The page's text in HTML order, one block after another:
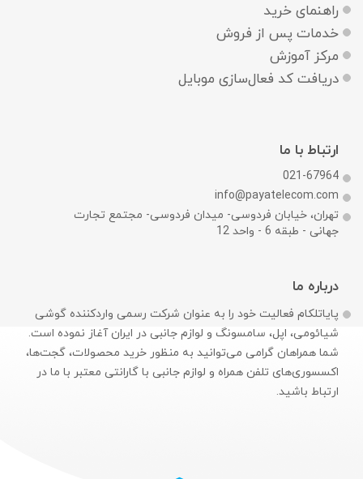
راهنمای خرید
خدمات پس از فروش
مرکز آموزش
دریافت کد فعال‌سازی موبایل
ارتباط با ما
021-67964
info@payatelecom.com
تهران، خیابان فردوسی- میدان فردوسی- مجتمع تجارت
جهانی - طبقه 6 - واحد 12
درباره ما
پایاتلکام فعالیت خود را به عنوان شرکت رسمی وارد‌کننده گوشی
شیائومی، اپل، سامسونگ و لوازم جانبی در ایران آغاز نموده است.
شما همراهان گرامی می‌توانید به منظور خرید محصولات، گجت‌ها،
اکسسوری‌های تلفن همراه و لوازم جانبی با گارانتی معتبر با ما در
ارتباط باشید.